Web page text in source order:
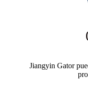
Jiangyin Gator